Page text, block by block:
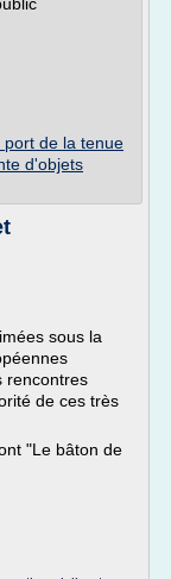
de la tenue
d'objets
sous la
rencontres
de ces très
"Le bâton de